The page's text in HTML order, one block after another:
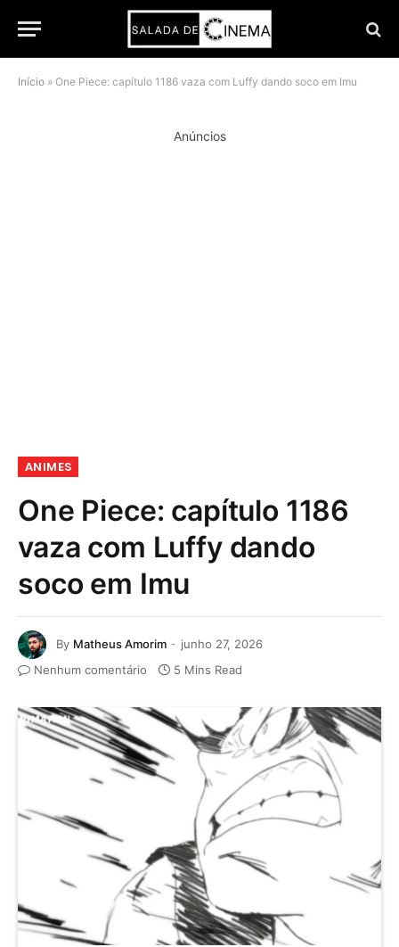
Início » One Piece: capítulo 1186 vaza com Luffy dando soco em Imu
Anúncios
ANIMES
One Piece: capítulo 1186
vaza com Luffy dando
soco em Imu
By Matheus Amorim
junho 27, 2026
Nenhum comentário
5 Mins Read